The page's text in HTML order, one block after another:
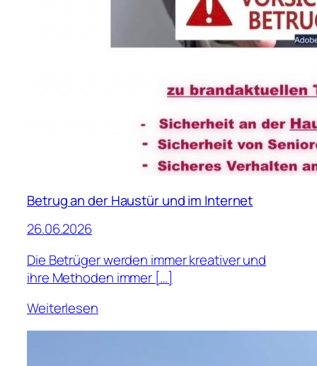
Betrug an der Haustür und im Internet
26.06.2026
Die Betrüger werden immer kreativer und
ihre Methoden immer […]
Weiterlesen